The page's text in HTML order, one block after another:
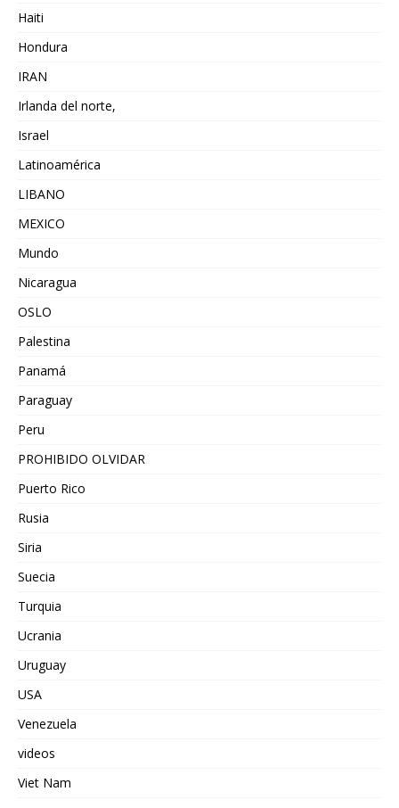
Haiti
Hondura
IRAN
Irlanda del norte,
Israel
Latinoamérica
LIBANO
MEXICO
Mundo
Nicaragua
OSLO
Palestina
Panamá
Paraguay
Peru
PROHIBIDO OLVIDAR
Puerto Rico
Rusia
Siria
Suecia
Turquia
Ucrania
Uruguay
USA
Venezuela
videos
Viet Nam